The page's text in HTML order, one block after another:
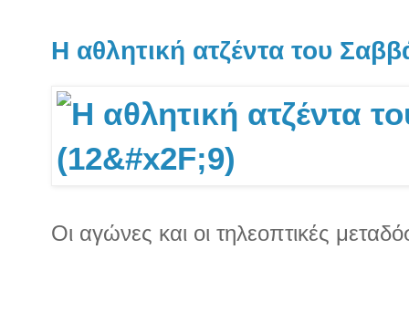
Η αθλητική ατζέντα του
Οι αγώνες και οι τηλεοπτικές